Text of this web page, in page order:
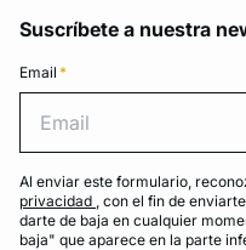
Suscríbete a nuestra
Email *
Al enviar este formulario,
privacidad , con el fin de
darte de baja en cualquier
baja" que aparece en la parte